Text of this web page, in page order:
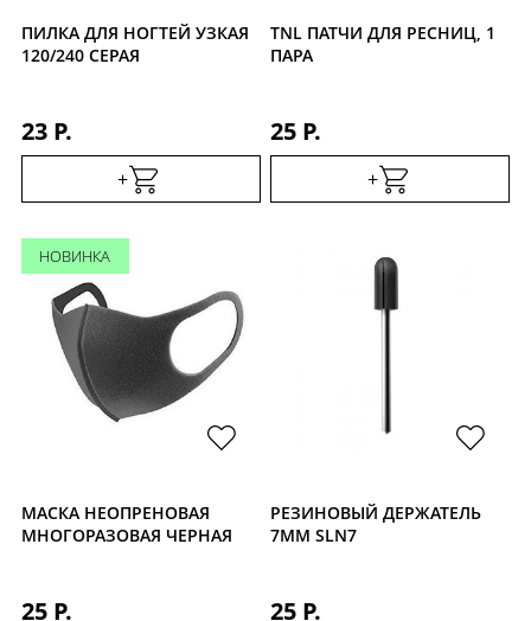
ПИЛКА ДЛЯ НОГТЕЙ УЗКАЯ
120/240 СЕРАЯ
23 Р.
+
TNL ПАТЧИ ДЛЯ РЕСНИЦ, 1
ПАРА
25 Р.
+
НОВИНКА
МАСКА НЕОПРЕНОВАЯ
МНОГОРАЗОВАЯ ЧЕРНАЯ
25 Р.
РЕЗИНОВЫЙ ДЕРЖАТЕЛЬ
7ММ SLN7
25 Р.